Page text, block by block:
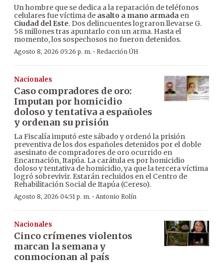
Un hombre que se dedica a la reparación de teléfonos
celulares fue víctima de asalto a mano armada en
Ciudad del Este. Dos delincuentes lograron llevarse G.
58 millones tras apuntarlo con un arma. Hasta el
momento, los sospechosos no fueron detenidos.
Agosto 8, 2026 05:26 p. m. · Redacción ÚH
Nacionales
Caso compradores de oro:
Imputan por homicidio
doloso y tentativa a españoles
y ordenan su prisión
La Fiscalía imputó este sábado y ordenó la prisión
preventiva de los dos españoles detenidos por el doble
asesinato de compradores de oro ocurrido en
Encarnación, Itapúa. La carátula es por homicidio
doloso y tentativa de homicidio, ya que la tercera víctima
logró sobrevivir. Estarán recluidos en el Centro de
Rehabilitación Social de Itapúa (Cereso).
Agosto 8, 2026 04:51 p. m. · Antonio Rolín
Nacionales
Cinco crímenes violentos
marcan la semana y
conmocionan al país